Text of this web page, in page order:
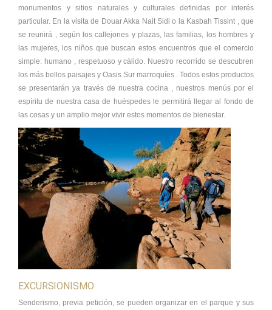
monumentos y sitios naturales y culturales definidas por interés
particular. En la visita de Douar Akka Nait Sidi o la Kasbah Tissint , que
se reunirá , según los callejones y plazas, las familias, los hombres y
las mujeres, los niños que buscan estos encuentros que el comercio
simple: humano , respetuoso y cálido. Nuestro recorrido se descubren
los más bellos paisajes y Oasis Sur marroquíes . Todos estos productos
se presentarán ya través de nuestra cocina , nuestros menús por el
espíritu de nuestra casa de huéspedes le permitirá llegar al fondo de
las cosas y un amplio mejor vivir estos momentos de bienestar.
EXCURSIONISMO
Senderismo, previa petición, se pueden organizar en el parque y sus